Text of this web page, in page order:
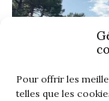
Pour offrir les
telles que les